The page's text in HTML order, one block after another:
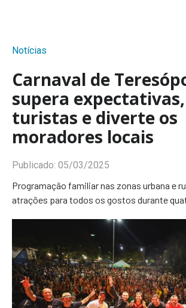
Notícias
Carnaval de
supera
turistas e diverte os
moradores locais
Publicado: 05/03/2025
Programação familiar nas zonas urbana e
atrações para todos os gostos durante